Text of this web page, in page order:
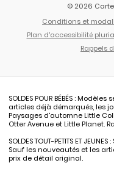
© 2026
Conditions et
Plan d'accessibilité
Rappels
SOLDES POUR BÉBÉS :
articles déjà démarqués, les
Paysages d'automne Little
Otter Avenue et Little Planet.
SOLDES TOUT-PETITS ET
Sauf les nouveautés et les
prix de détail original.